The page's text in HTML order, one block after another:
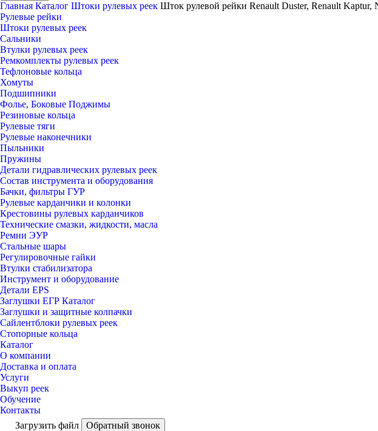
Главная Каталог Штоки рулевых реек Шток рулевой рейки Renault Duster, Renault Kaptur,
Рулевые рейки
Штоки рулевых реек
Сальники
Втулки рулевых реек
Ремкомплекты рулевых реек
Тефлоновые кольца
Хомуты
Подшипники
Фолье, Боковые Поджимы
Резиновые кольца
Рулевые тяги
Рулевые наконечники
Пыльники
Пружины
Детали гидравлических рулевых реек
Состав инструмента и оборудования
Бачки, фильтры ГУР
Рулевые карданчики и колонки
Крестовины рулевых карданчиков
Технические смазки, жидкости, масла
Ремни ЭУР
Стальные шары
Регулировочные гайки
Втулки стабилизатора
Инструмент и оборудование
Детали EPS
Заглушки ЕГР Каталог
Заглушки и защитные колпачки
Сайлентблоки рулевых реек
Стопорные кольца
Каталог
О компании
Доставка и оплата
Услуги
Выкуп реек
Обучение
Контакты
Загрузить файл
Обратный звонок